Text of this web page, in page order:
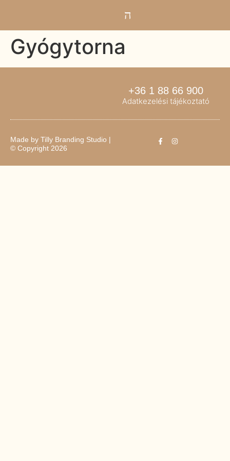
Gyógytorna
+36 1 88 66 900
Adatkezelési tájékoztató
Made by Tilly Branding Studio |
© Copyright 2026